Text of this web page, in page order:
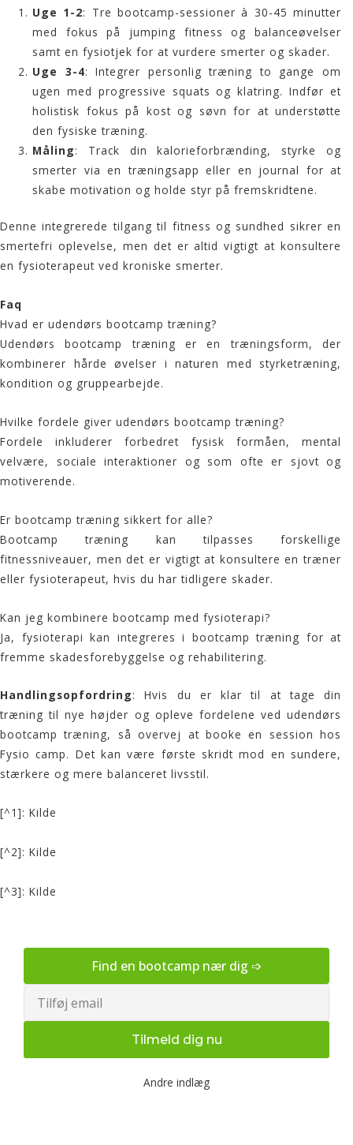
Uge 1-2: Tre bootcamp-sessioner à 30-45 minutter
med fokus på jumping fitness og balanceøvelser
samt en fysiotjek for at vurdere smerter og skader.
Uge 3-4: Integrer personlig træning to gange om
ugen med progressive squats og klatring. Indfør et
holistisk fokus på kost og søvn for at understøtte
den fysiske træning.
Måling: Track din kalorieforbrænding, styrke og
smerter via en træningsapp eller en journal for at
skabe motivation og holde styr på fremskridtene.
Denne integrerede tilgang til fitness og sundhed sikrer en
smertefri oplevelse, men det er altid vigtigt at konsultere
en fysioterapeut ved kroniske smerter.
Faq
Hvad er udendørs bootcamp træning?
Udendørs bootcamp træning er en træningsform, der
kombinerer hårde øvelser i naturen med styrketræning,
kondition og gruppearbejde.
Hvilke fordele giver udendørs bootcamp træning?
Fordele inkluderer forbedret fysisk formåen, mental
velvære, sociale interaktioner og som ofte er sjovt og
motiverende.
Er bootcamp træning sikkert for alle?
Bootcamp træning kan tilpasses forskellige
fitnessniveauer, men det er vigtigt at konsultere en træner
eller fysioterapeut, hvis du har tidligere skader.
Kan jeg kombinere bootcamp med fysioterapi?
Ja, fysioterapi kan integreres i bootcamp træning for at
fremme skadesforebyggelse og rehabilitering.
Handlingsopfordring: Hvis du er klar til at tage din
træning til nye højder og opleve fordelene ved udendørs
bootcamp træning, så overvej at booke en session hos
Fysio camp. Det kan være første skridt mod en sundere,
stærkere og mere balanceret livsstil.
[^1]: Kilde
[^2]: Kilde
[^3]: Kilde
Find en bootcamp nær dig ➩
Tilmeld dig nu
Andre indlæg